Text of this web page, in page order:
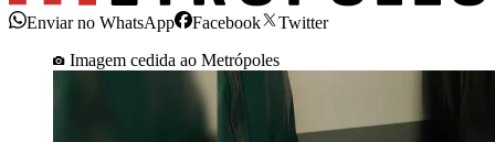
Enviar no WhatsApp Facebook
Twitter
Imagem cedida ao Metrópoles